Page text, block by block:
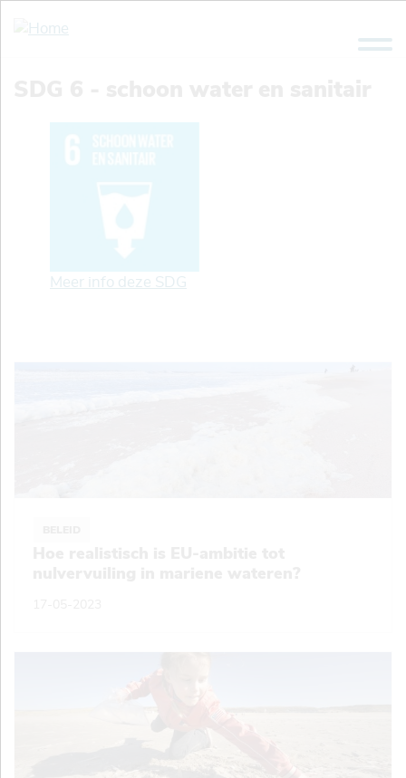
Meer info deze SDG